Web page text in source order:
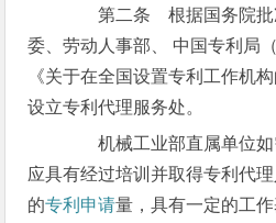
第二条 根据国务院批
委、劳动人事部、 中国专利局
《关于在全国设置专利工作机
设立专利代理服务处。
机械工业部直属单位如
应具有经过培训并取得专利代
的专利申请量，具有一定的工